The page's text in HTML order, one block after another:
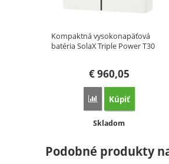
Kompaktná vysokonapäťová
batéria SolaX Triple Power T30
€960,05
Porovnať
Kúpiť
Dostupnosť:
Skladom
Podobné produkty